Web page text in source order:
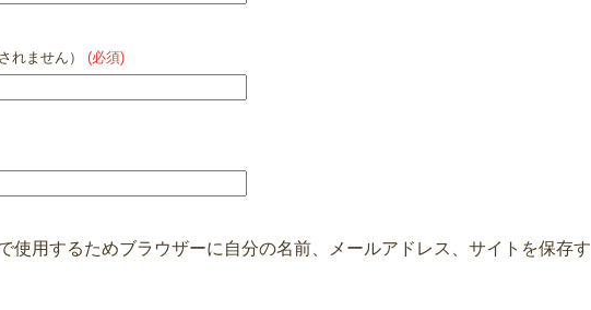
れません） (必須)
使用するためブラウザーに自分の名前、メールアドレス、サイトを保存す